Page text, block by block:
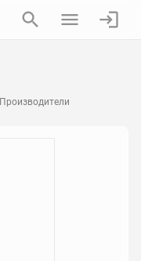
Производители